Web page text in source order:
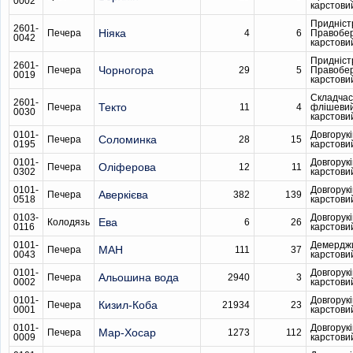
2601-
0042
Печера Ніяка 4 6
2601-
0019
Печера Чорногора 29 5
2601-
0030
Печера Текто 11 4
0101-
0195
Печера Соломинка 28 15
0101-
0302
Печера Оліферова 12 11
0101-
0518
Печера Аверкієва 382 139
0103-
0116
Колодязь Ева 6 26
0101-
0043
Печера МАН 111 37
0101-
0002
Печера Альошина вода 2940 3
0101-
0001
Печера Кизил-Коба 21934 23
0101-
0009
Печера Мар-Хосар 1273 112